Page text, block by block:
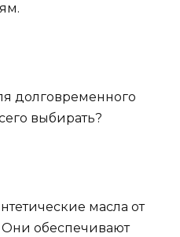
долговременного
выбирать?
масла от
Они обеспечивают